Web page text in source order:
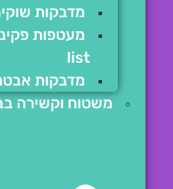
מדבקות שוקים
list
מדבקות
משטוח וקשירה